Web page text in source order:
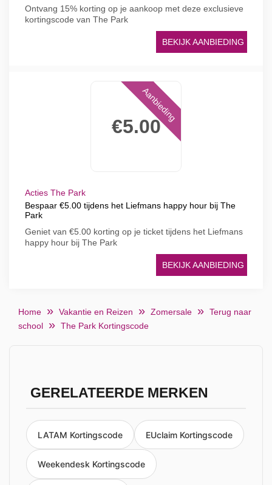
Ontvang 15% korting op je aankoop met deze exclusieve
kortingscode van The Park
BEKIJK AANBIEDING
€5.00
Aanbieding
Acties The Park
Bespaar €5.00 tijdens het Liefmans happy hour bij The
Park
Geniet van €5.00 korting op je ticket tijdens het Liefmans
happy hour bij The Park
BEKIJK AANBIEDING
Home Vakantie en Reizen Zomersale
Terug naar
school
The Park Kortingscode
GERELATEERDE MERKEN
LATAM Kortingscode EUclaim Kortingscode
Weekendesk Kortingscode